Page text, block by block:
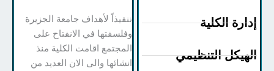
الكلية
التنظيمي
تنفيذاً لأهداف جامعة الجزيرة
وفلسفتها في الانفتاح على
المجتمع اقامت الكلية منذ
انشائها والى الان العديد من